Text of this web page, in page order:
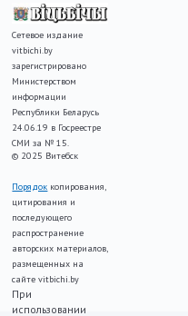
Сетевое издание
vitbichi.by
зарегистрировано
Министерством
информации
Республики Беларусь
24.06.19 в Госреестре
СМИ за № 15.
© 2025 Витебск
Порядок копирования,
цитирования и
последующего
распространение
авторских материалов,
размещенных на
сайте vitbichi.by
При
использовании